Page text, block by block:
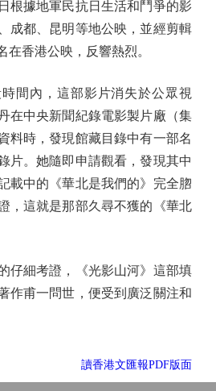
根據地軍民抗日生活和鬥爭的影
成都、昆明等地公映，並經剪輯
在香港公映，反響熱烈。
內，這部影片消失於公眾視
在中央新聞紀錄電影製片廠（集
料時，發現館藏目錄中有一部名
片。她隨即申請觀看，發現其中
載中的《華北是我們的》完全脗
，這就是那部久尋不獲的《華北
細考證，《光影山河》這部填
作甫一問世，便受到廣泛關注和
讀香港文匯報PDF版面